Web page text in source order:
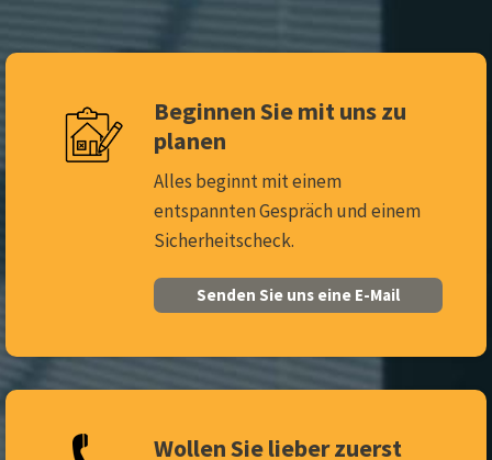
Beginnen Sie mit uns zu
planen
Alles beginnt mit einem
entspannten Gespräch und einem
Sicherheitscheck.
Senden Sie uns eine E-Mail
Wollen Sie lieber zuerst